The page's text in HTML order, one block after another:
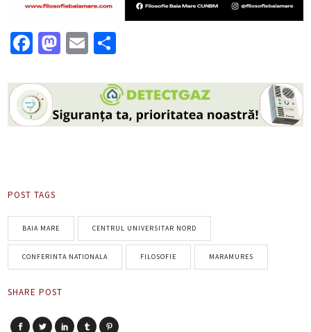
Facebook
Mastodon
Email
POST TAGS
BAIA MARE CENTRUL UNIVERSITAR NORD
CONFERINTA NATIONALA FILOSOFIE MARAMURES
SHARE POST